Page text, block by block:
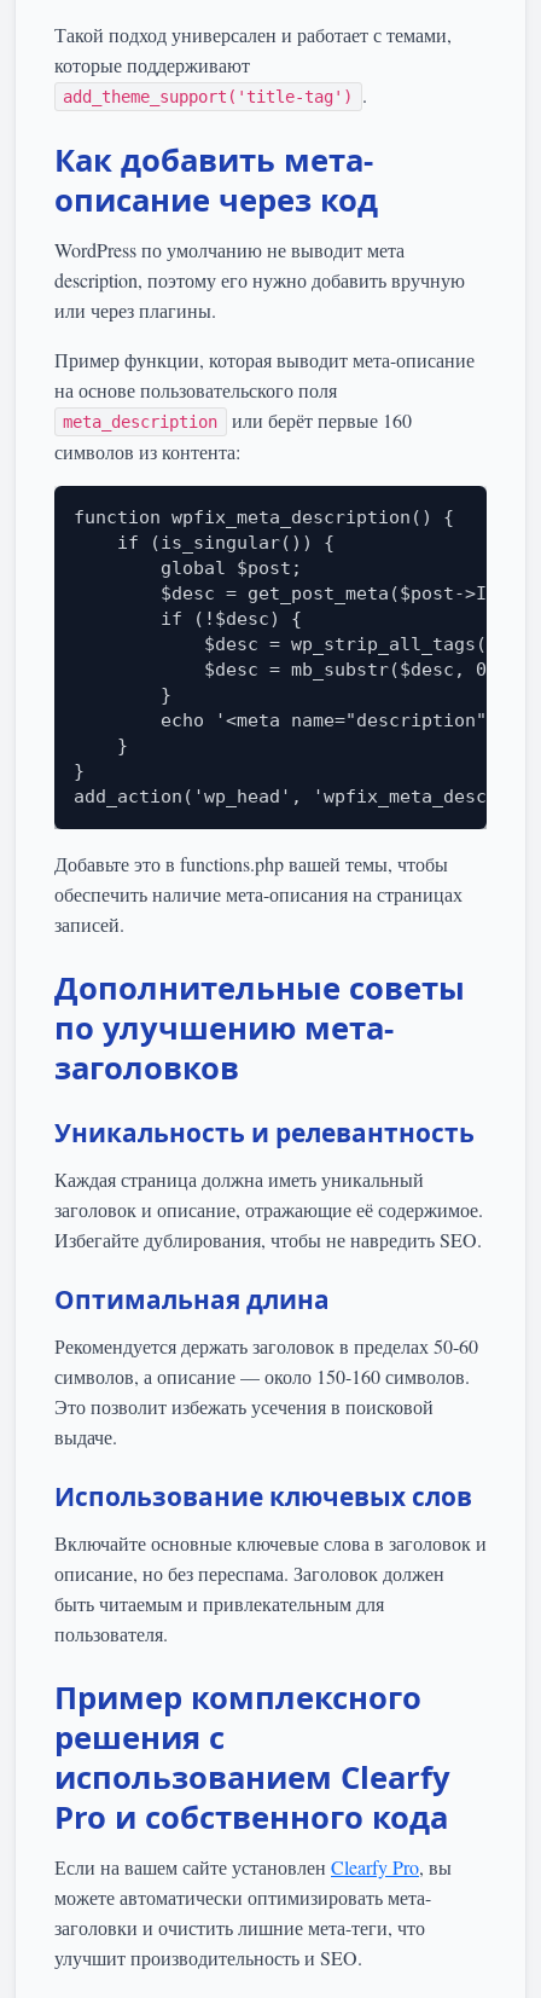
Такой подход универсален и работает с темами,
которые поддерживают
add_theme_support('title-tag') .
Как добавить мета-
описание через код
WordPress по умолчанию не выводит мета
description, поэтому его нужно добавить вручную
или через плагины.
Пример функции, которая выводит мета-описание
на основе пользовательского поля
meta_description
или берёт первые 160
символов из контента:
function wpfix_meta_description() {
    if (is_singular()) {
        global $post;
$desc = get_post_meta($post->ID,
        if (!$desc) {
$desc =
$desc = mb_substr($desc, 0,
        }
echo '<meta name="description"
    }
}
add_action('wp_head',
Добавьте это в functions.php вашей темы, чтобы
обеспечить наличие мета-описания на страницах
записей.
Дополнительные советы
по улучшению мета-
заголовков
Уникальность и релевантность
Каждая страница должна иметь уникальный
заголовок и описание, отражающие её содержимое.
Избегайте дублирования, чтобы не навредить SEO.
Оптимальная длина
Рекомендуется держать заголовок в пределах 50-60
символов, а описание — около 150-160 символов.
Это позволит избежать усечения в поисковой
выдаче.
Использование ключевых слов
Включайте основные ключевые слова в заголовок и
описание, но без переспама. Заголовок должен
быть читаемым и привлекательным для
пользователя.
Пример комплексного
решения с
использованием Clearfy
Pro и собственного кода
Если на вашем сайте установлен Clearfy Pro, вы
можете автоматически оптимизировать мета-
заголовки и очистить лишние мета-теги, что
улучшит производительность и SEO.